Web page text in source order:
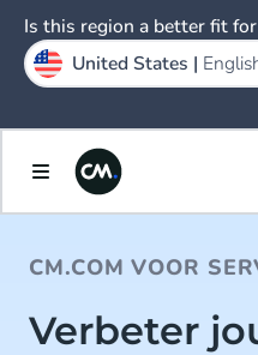
CM.COM VOOR
Verbeter
Is this region a better fit
United States |